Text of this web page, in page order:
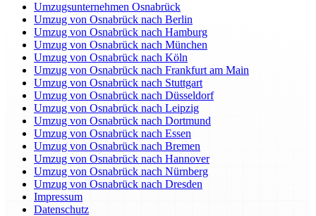
Umzugsunternehmen Osnabrück
Umzug von Osnabrück nach Berlin
Umzug von Osnabrück nach Hamburg
Umzug von Osnabrück nach München
Umzug von Osnabrück nach Köln
Umzug von Osnabrück nach Frankfurt am Main
Umzug von Osnabrück nach Stuttgart
Umzug von Osnabrück nach Düsseldorf
Umzug von Osnabrück nach Leipzig
Umzug von Osnabrück nach Dortmund
Umzug von Osnabrück nach Essen
Umzug von Osnabrück nach Bremen
Umzug von Osnabrück nach Hannover
Umzug von Osnabrück nach Nürnberg
Umzug von Osnabrück nach Dresden
Impressum
Datenschutz